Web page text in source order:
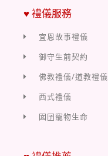
♥ 禮儀服務
宜恩故事禮儀
御守生前契約
佛教禮儀/道教禮儀
西式禮儀
囡囝寵物生命